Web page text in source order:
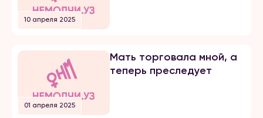
10 апреля 2025
01 апреля 2025
Мать торговала мной, а
теперь преследует